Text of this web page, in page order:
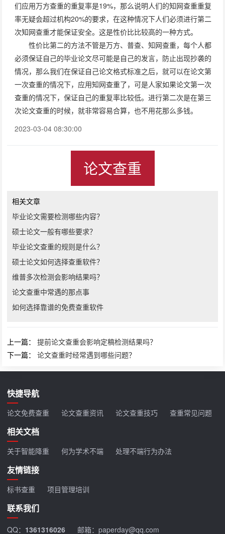
们应用万方查重的重复率是19%，那么说明人们的知网查重重复
率无疑会超过机构20%的要求，在这种情况下人们必须进行第二
次知网查重才能保证安全。这是性价比比较高的一种方式。
性价比第二的方法不管是万方、普查、知网查重，每个人都
必须保证自己的毕业论文尽可能是自己的发言，防止出现抄袭的
情况，那么我们在保证自己论文格式标准之后，就可以在论文第
一次查重的情况下，应用知网查重了，可是人家如果论文第一次
查重的情况下，保证自己的重复率比较低。进行第二次是在第三
次论文查重的时候，就非常容易合算，也不用花那么多钱。
2023-03-04 08:30:00
论文查重
相关文章
毕业论文需要检测哪些内容？
硕士论文一般有哪些要求？
毕业论文查重的规则是什么？
硕士论文如何选择查重软件？
维普多次检测会影响结果吗？
论文查重中常遇的那点事
如何选择靠谱的免费查重软件
上一篇：提前论文查重会影响定稿检测结果吗？
下一篇：论文查重时经常遇到哪些问题？
快捷导航
论文免费查重 论文查重资讯 论文查重技巧 查重常见问题
相关文档
关于智能降重 何为学术不端 处理不端行为办法
友情链接
标书查重 项目管理培训
联系我们
QQ： 1361316026 邮箱：paperday@qq.com